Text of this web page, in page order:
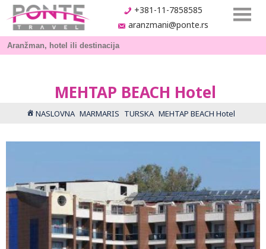
+381-11-7858585
aranzmani@ponte.rs
MEHTAP BEACH Hotel
NASLOVNA MARMARIS TURSKA MEHTAP BEACH Hotel